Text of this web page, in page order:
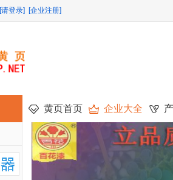
[请登录] [企业注册]
黄页首页 企业大全